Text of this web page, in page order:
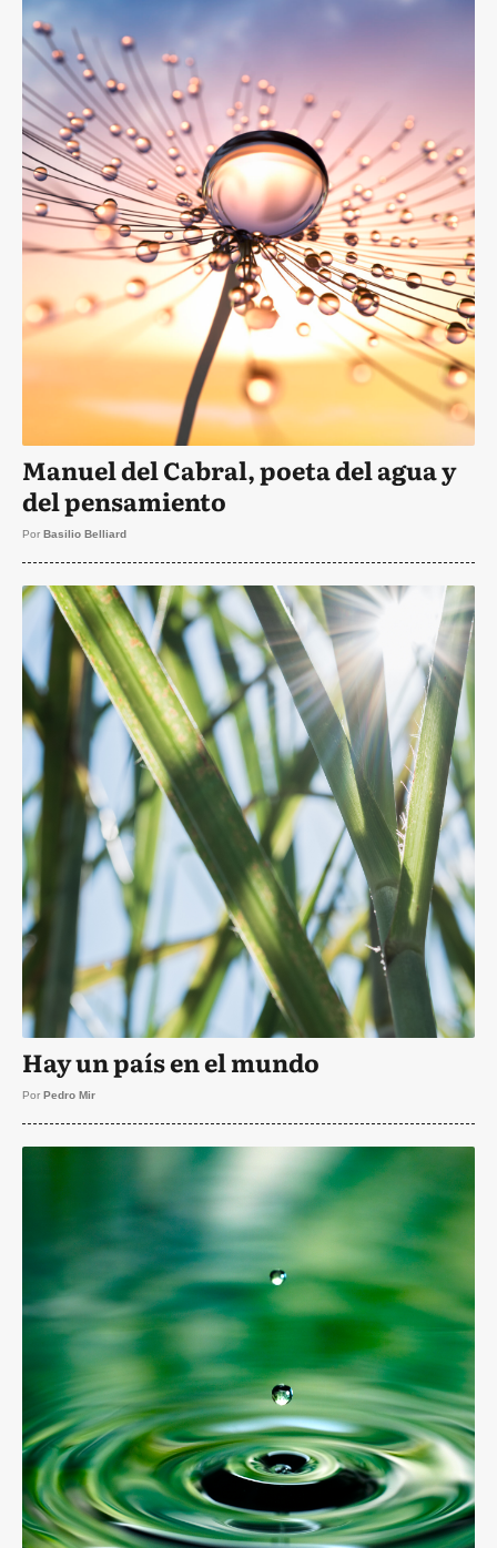
Manuel del Cabral, poeta del agua y
del pensamiento
Por Basilio Belliard
Hay un país en el mundo
Por Pedro Mir